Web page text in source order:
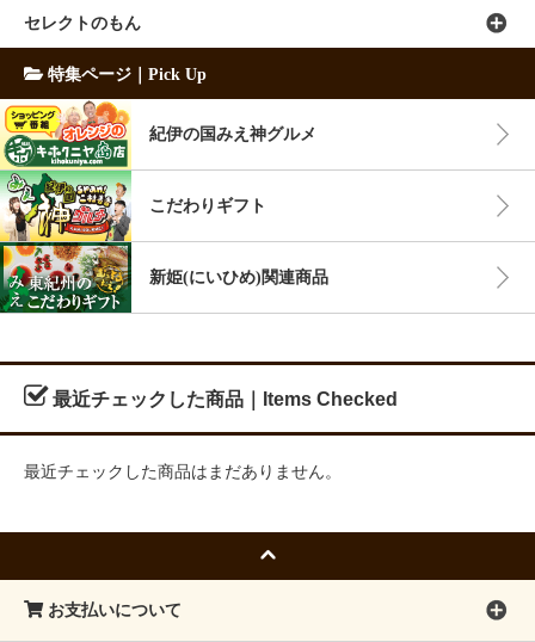
セレクトのもん
特集ページ｜Pick Up
紀伊の国みえ神グルメ
こだわりギフト
新姫(にいひめ)関連商品
最近チェックした商品｜Items Checked
最近チェックした商品はまだありません。
お支払いについて